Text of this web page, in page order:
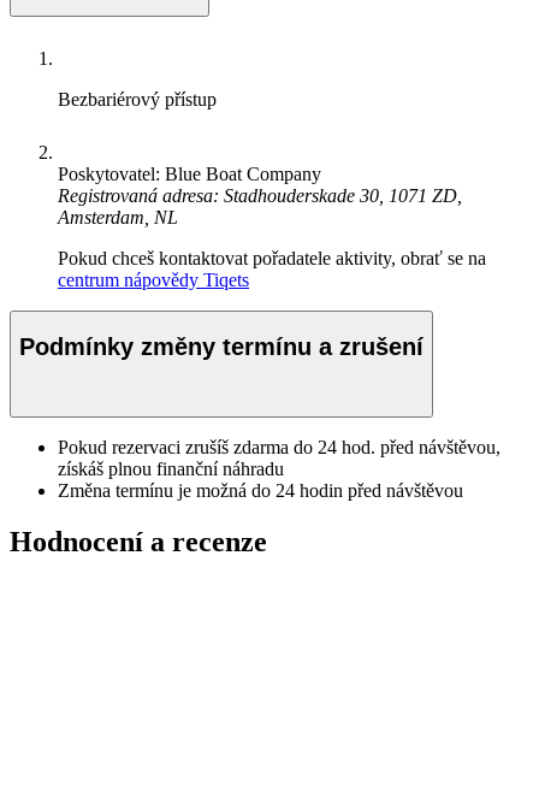
Bezbariérový přístup
Poskytovatel: Blue Boat Company
Registrovaná adresa: Stadhouderskade 30, 1071 ZD,
Amsterdam, NL
Pokud chceš kontaktovat pořadatele aktivity, obrať se na
centrum nápovědy Tiqets
Podmínky změny termínu a zrušení
Pokud rezervaci zrušíš zdarma do 24 hod. před návštěvou,
získáš plnou finanční náhradu
Změna termínu je možná do 24 hodin před návštěvou
Hodnocení a recenze